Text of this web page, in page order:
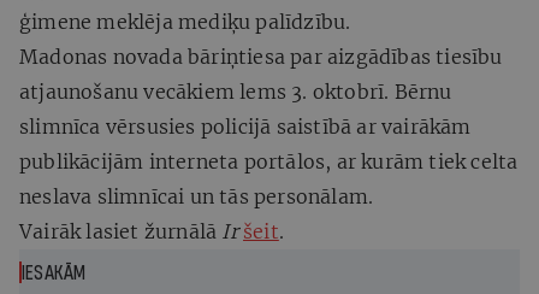
ģimene meklēja mediķu palīdzību.
Madonas novada bāriņtiesa par aizgādības tiesību
atjaunošanu vecākiem lems 3. oktobrī. Bērnu
slimnīca vērsusies policijā saistībā ar vairākām
publikācijām interneta portālos, ar kurām tiek celta
neslava slimnīcai un tās personālam.
Vairāk lasiet žurnālā Iršeit.
IESAKĀM